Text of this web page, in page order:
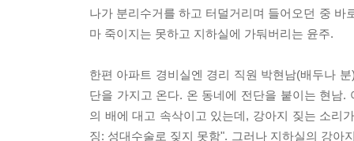
나가 분리수거를 하고 터덜거리며 들어오던 중
마 죽이지는 못하고 지하실에 가둬버리는 윤주.
한편 아파트 경비실엔 경리 직원 박현남(배두나
단을 가지고 온다. 온 동네에 전단을 붙이는 현남
의 배에 대고 속삭이고 있는데, 강아지 짖는 소리
징: 성대수술로 짖지 못함". 그러나 지하실의 강아